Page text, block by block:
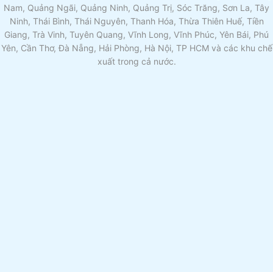
Nam, Quảng Ngãi, Quảng Ninh, Quảng Trị, Sóc Trăng, Sơn La, Tây
Ninh, Thái Bình, Thái Nguyên, Thanh Hóa, Thừa Thiên Huế, Tiền
Giang, Trà Vinh, Tuyên Quang, Vĩnh Long, Vĩnh Phúc, Yên Bái, Phú
Yên, Cần Thơ, Đà Nẵng, Hải Phòng, Hà Nội, TP HCM và các khu chế
xuất trong cả nước.